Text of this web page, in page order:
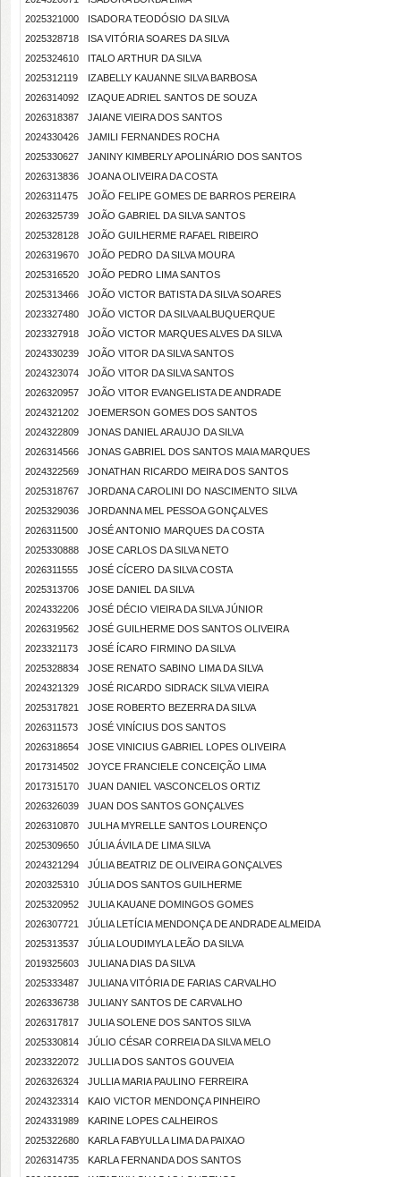
2025321000
ISADORA TEODÓSIO DA SILVA
2025328718
ISA VITÓRIA SOARES DA SILVA
2025324610
ITALO ARTHUR DA SILVA
2025312119
IZABELLY KAUANNE SILVA BARBOSA
2026314092
IZAQUE ADRIEL SANTOS DE SOUZA
2026318387
JAIANE VIEIRA DOS SANTOS
2024330426
JAMILI FERNANDES ROCHA
2025330627
JANINY KIMBERLY APOLINÁRIO DOS SANTOS
2026313836
JOANA OLIVEIRA DA COSTA
2026311475
JOÃO FELIPE GOMES DE BARROS PEREIRA
2026325739
JOÃO GABRIEL DA SILVA SANTOS
2025328128
JOÃO GUILHERME RAFAEL RIBEIRO
2026319670
JOÃO PEDRO DA SILVA MOURA
2025316520
JOÃO PEDRO LIMA SANTOS
2025313466
JOÃO VICTOR BATISTA DA SILVA SOARES
2023327480
JOÃO VICTOR DA SILVA ALBUQUERQUE
2023327918
JOÃO VICTOR MARQUES ALVES DA SILVA
2024330239
JOÃO VITOR DA SILVA SANTOS
2024323074
JOÃO VITOR DA SILVA SANTOS
2026320957
JOÃO VITOR EVANGELISTA DE ANDRADE
2024321202
JOEMERSON GOMES DOS SANTOS
2024322809
JONAS DANIEL ARAUJO DA SILVA
2026314566
JONAS GABRIEL DOS SANTOS MAIA MARQUES
2024322569
JONATHAN RICARDO MEIRA DOS SANTOS
2025318767
JORDANA CAROLINI DO NASCIMENTO SILVA
2025329036
JORDANNA MEL PESSOA GONÇALVES
2026311500
JOSÉ ANTONIO MARQUES DA COSTA
2025330888
JOSE CARLOS DA SILVA NETO
2026311555
JOSÉ CÍCERO DA SILVA COSTA
2025313706
JOSE DANIEL DA SILVA
2024332206
JOSÉ DÉCIO VIEIRA DA SILVA JÚNIOR
2026319562
JOSÉ GUILHERME DOS SANTOS OLIVEIRA
2023321173
JOSÉ ÍCARO FIRMINO DA SILVA
2025328834
JOSE RENATO SABINO LIMA DA SILVA
2024321329
JOSÉ RICARDO SIDRACK SILVA VIEIRA
2025317821
JOSE ROBERTO BEZERRA DA SILVA
2026311573
JOSÉ VINÍCIUS DOS SANTOS
2026318654
JOSE VINICIUS GABRIEL LOPES OLIVEIRA
2017314502
JOYCE FRANCIELE CONCEIÇÃO LIMA
2017315170
JUAN DANIEL VASCONCELOS ORTIZ
2026326039
JUAN DOS SANTOS GONÇALVES
2026310870
JULHA MYRELLE SANTOS LOURENÇO
2025309650
JÚLIA ÁVILA DE LIMA SILVA
2024321294
JÚLIA BEATRIZ DE OLIVEIRA GONÇALVES
2020325310
JÚLIA DOS SANTOS GUILHERME
2025320952
JULIA KAUANE DOMINGOS GOMES
2026307721
JÚLIA LETÍCIA MENDONÇA DE ANDRADE ALMEIDA
2025313537
JÚLIA LOUDIMYLA LEÃO DA SILVA
2019325603
JULIANA DIAS DA SILVA
2025333487
JULIANA VITÓRIA DE FARIAS CARVALHO
2026336738
JULIANY SANTOS DE CARVALHO
2026317817
JULIA SOLENE DOS SANTOS SILVA
2025330814
JÚLIO CÉSAR CORREIA DA SILVA MELO
2023322072
JULLIA DOS SANTOS GOUVEIA
2026326324
JULLIA MARIA PAULINO FERREIRA
2024323314
KAIO VICTOR MENDONÇA PINHEIRO
2024331989
KARINE LOPES CALHEIROS
2025322680
KARLA FABYULLA LIMA DA PAIXAO
2026314735
KARLA FERNANDA DOS SANTOS